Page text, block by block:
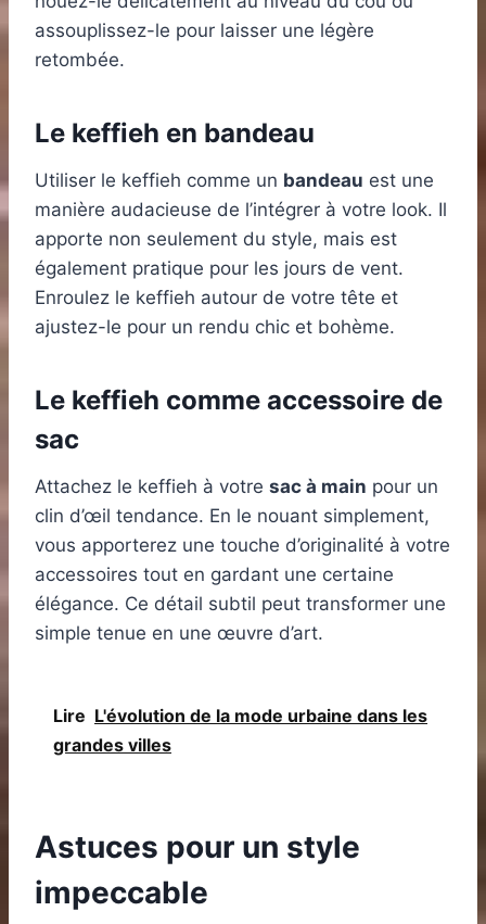
assouplissez-le pour laisser une légère
retombée.
Le keffieh en bandeau
Utiliser le keffieh comme un bandeau est une
manière audacieuse de l’intégrer à votre look. Il
apporte non seulement du style, mais est
également pratique pour les jours de vent.
Enroulez le keffieh autour de votre tête et
ajustez-le pour un rendu chic et bohème.
Le keffieh comme accessoire de
sac
Attachez le keffieh à votre sac à main pour un
clin d’œil tendance. En le nouant simplement,
vous apporterez une touche d’originalité à votre
accessoires tout en gardant une certaine
élégance. Ce détail subtil peut transformer une
simple tenue en une œuvre d’art.
Lire L'évolution de la mode urbaine dans les
grandes villes
Astuces pour un style
impeccable